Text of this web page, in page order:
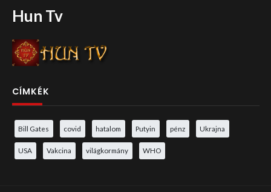
Hun Tv
CÍMKÉK
Bill Gates covid hatalom Putyin pénz Ukrajna
USA Vakcina világkormány WHO